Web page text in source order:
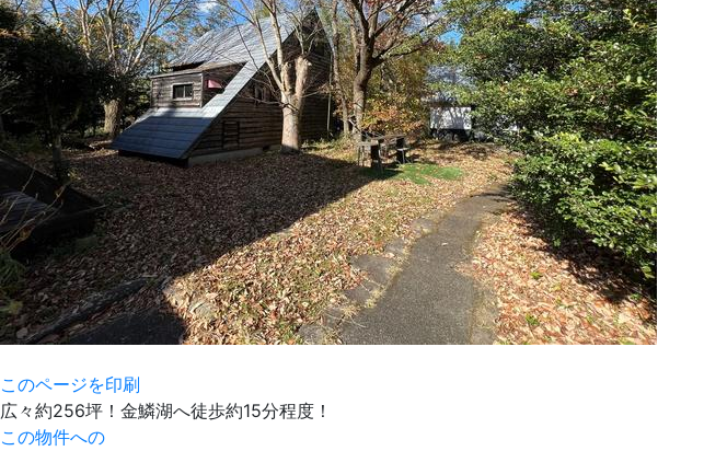
このページを印刷
広々約256坪！金鱗湖へ徒歩約15分程度！
この物件への